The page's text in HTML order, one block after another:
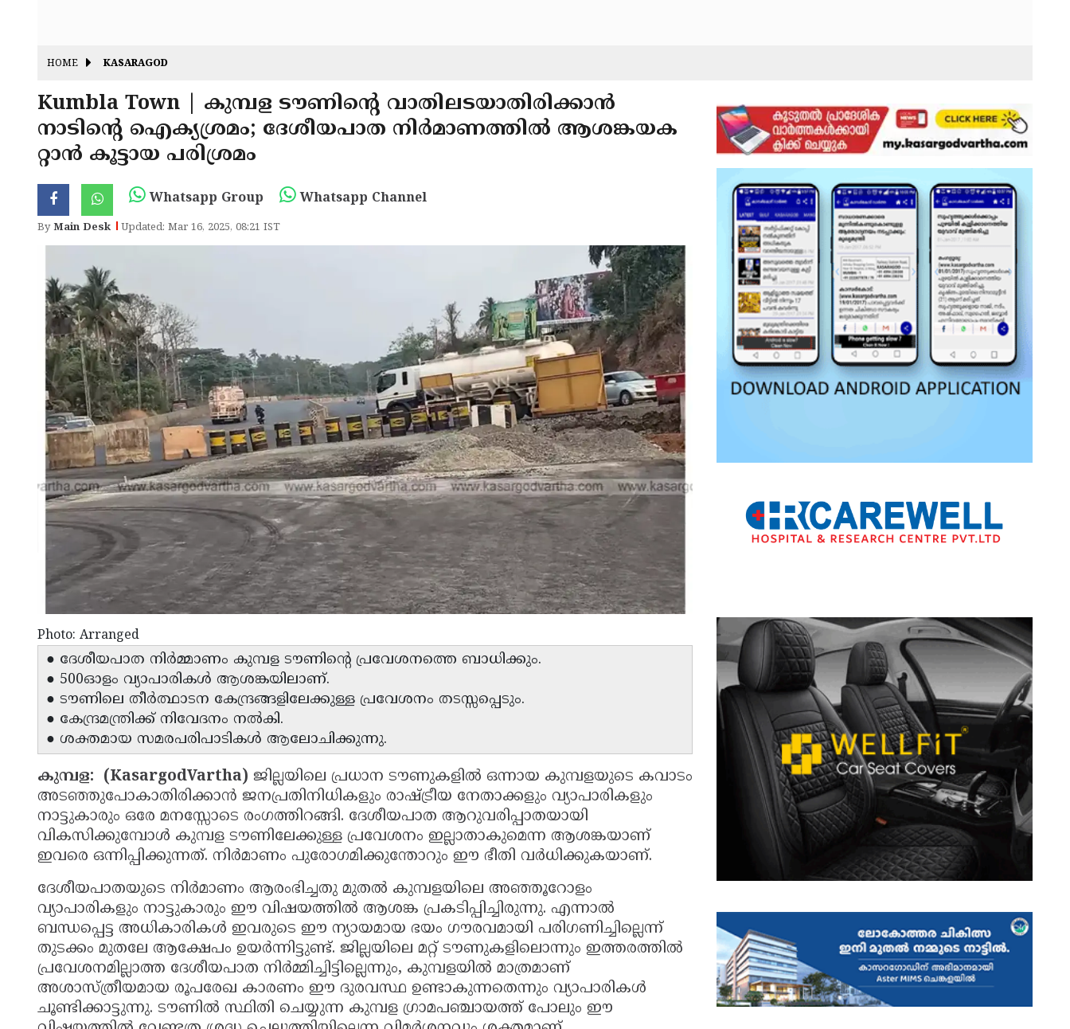
HOME KASARAGOD
Kumbla Town | കുമ്പള ടൗണിന്റെ വാതിലടയാതിരിക്കാൻ
നാടിന്റെ ഐക്യശ്രമം; ദേശീയപാത നിർമാണത്തിൽ ആശങ്കയക
റ്റാൻ കൂട്ടായ പരിശ്രമം
Whatsapp Group Whatsapp Channel
ByMain Desk Updated: Mar 16, 2025, 08:21 IST
Photo: Arranged
● ദേശീയപാത നിർമ്മാണം കുമ്പള ടൗണിന്റെ പ്രവേശനത്തെ ബാധിക്കും.
● 500ഓളം വ്യാപാരികൾ ആശങ്കയിലാണ്.
● ടൗണിലെ തീർത്ഥാടന കേന്ദ്രങ്ങളിലേക്കുള്ള പ്രവേശനം തടസ്സപ്പെടും.
● കേന്ദ്രമന്ത്രിക്ക് നിവേദനം നൽകി.
● ശക്തമായ സമരപരിപാടികൾ ആലോചിക്കുന്നു.
കുമ്പള: (KasargodVartha) ജില്ലയിലെ പ്രധാന ടൗണുകളിൽ ഒന്നായ കുമ്പളയുടെ കവാടം
അടഞ്ഞുപോകാതിരിക്കാൻ ജനപ്രതിനിധികളും രാഷ്ട്രീയ നേതാക്കളും വ്യാപാരികളും
നാട്ടുകാരും ഒരേ മനസ്സോടെ രംഗത്തിറങ്ങി. ദേശീയപാത ആറുവരിപ്പാതയായി
വികസിക്കുമ്പോൾ കുമ്പള ടൗണിലേക്കുള്ള പ്രവേശനം ഇല്ലാതാകുമെന്ന ആശങ്കയാണ്
ഇവരെ ഒന്നിപ്പിക്കുന്നത്. നിർമാണം പുരോഗമിക്കുന്തോറും ഈ ഭീതി വർധിക്കുകയാണ്.
ദേശീയപാതയുടെ നിർമാണം ആരംഭിച്ചതു മുതൽ കുമ്പളയിലെ അഞ്ഞൂറോളം
വ്യാപാരികളും നാട്ടുകാരും ഈ വിഷയത്തിൽ ആശങ്ക പ്രകടിപ്പിച്ചിരുന്നു. എന്നാൽ
ബന്ധപ്പെട്ട അധികാരികൾ ഇവരുടെ ഈ ന്യായമായ ഭയം ഗൗരവമായി പരിഗണിച്ചില്ലെന്ന്
തുടക്കം മുതലേ ആക്ഷേപം ഉയർന്നിട്ടുണ്ട്. ജില്ലയിലെ മറ്റ് ടൗണുകളിലൊന്നും ഇത്തരത്തിൽ
പ്രവേശനമില്ലാത്ത ദേശീയപാത നിർമ്മിച്ചിട്ടില്ലെന്നും, കുമ്പളയിൽ മാത്രമാണ്
അശാസ്ത്രീയമായ രൂപരേഖ കാരണം ഈ ദുരവസ്ഥ ഉണ്ടാകുന്നതെന്നും വ്യാപാരികൾ
ചൂണ്ടിക്കാട്ടുന്നു. ടൗണിൽ സ്ഥിതി ചെയ്യുന്ന കുമ്പള ഗ്രാമപഞ്ചായത്ത് പോലും ഈ